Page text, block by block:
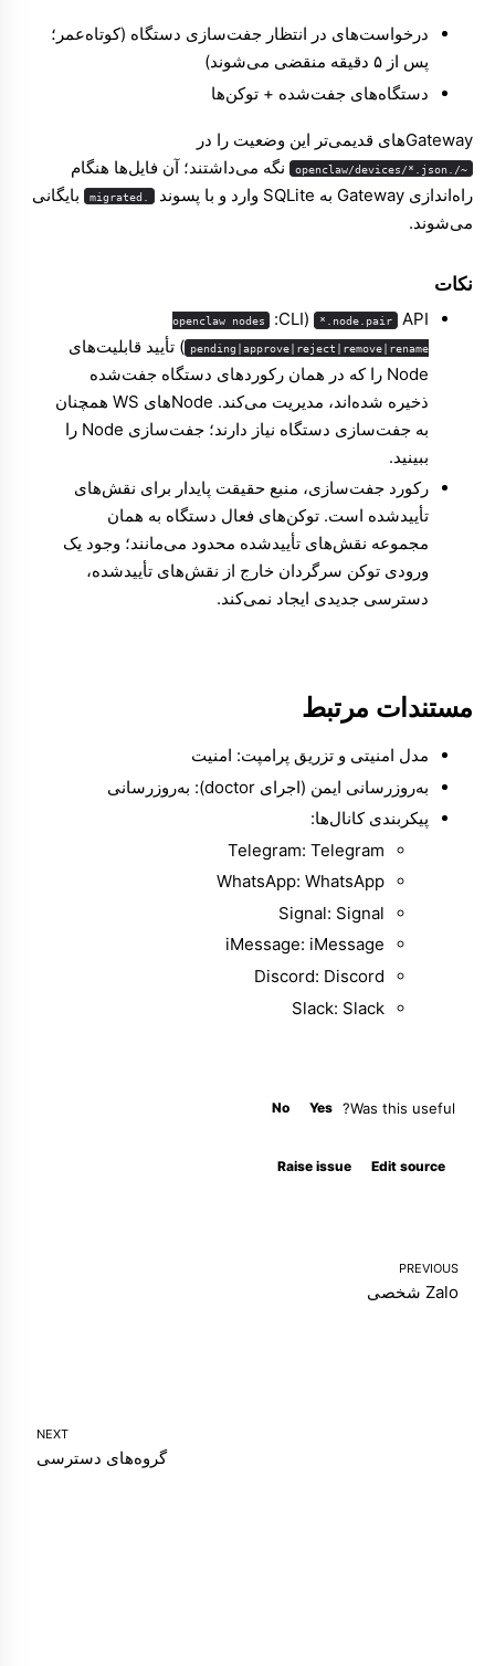
درخواست‌های در انتظار جفت‌سازی دستگاه (کوتاه‌عمر؛
پس از ۵ دقیقه منقضی می‌شوند)
دستگاه‌های جفت‌شده + توکن‌ها
Gatewayهای قدیمی‌تر این وضعیت را در
~/.openclaw/devices/*.json
نگه می‌داشتند؛ آن فایل‌ها هنگام
راه‌اندازی Gateway به SQLite وارد و با پسوند
بایگانی
می‌شوند.
نکات
node.pair.*
(‏CLI: ‏
openclaw nodes
pending|approve|reject|remove|rename ) تأیید قابلیت‌های
Node را که در همان رکوردهای دستگاه جفت‌شده
ذخیره شده‌اند، مدیریت می‌کند. Nodeهای WS همچنان
به جفت‌سازی دستگاه نیاز دارند؛ جفت‌سازی Node
را
ببینید.
رکورد جفت‌سازی، منبع حقیقت پایدار برای نقش‌های
تأییدشده است. توکن‌های فعال دستگاه به همان
مجموعه نقش‌های تأییدشده محدود می‌مانند؛ وجود یک
ورودی توکن سرگردان خارج از نقش‌های تأییدشده،
دسترسی جدیدی ایجاد نمی‌کند.
مستندات مرتبط
مدل امنیتی و تزریق پرامپت: امنیت
به‌روزرسانی ایمن (اجرای doctor):
به‌روزرسانی
پیکربندی کانال‌ها:
Telegram: Telegram
WhatsApp: WhatsApp
Signal: Signal
iMessage: iMessage
Discord: Discord
Slack: Slack
Was this useful?
Yes
No
Edit source
Raise issue
PREVIOUS
Zalo شخصی
NEXT
گروه‌های دسترسی